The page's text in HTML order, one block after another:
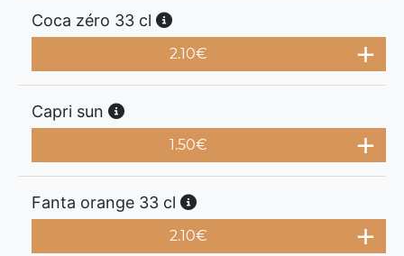
Coca zéro 33 cl
2.10€
Capri sun
1.50€
Fanta orange 33 cl
2.10€